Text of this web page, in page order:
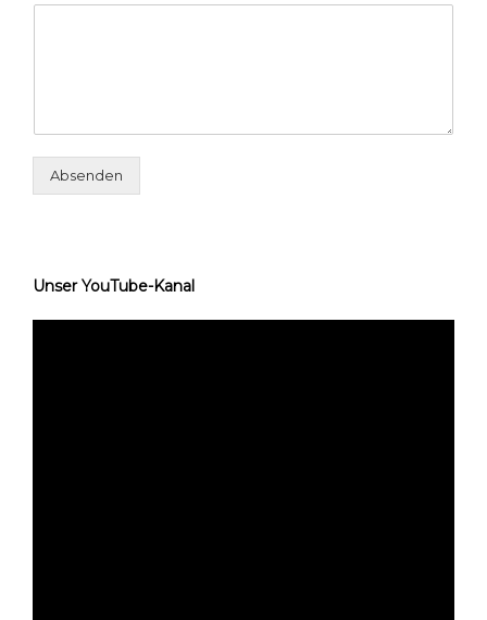
Absenden
Unser YouTube-Kanal